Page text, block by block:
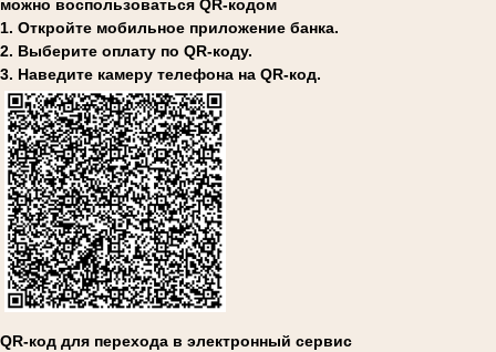
можно воспользоваться QR-кодом
1. Откройте мобильное приложение банка.
2. Выберите оплату по QR-коду.
3. Наведите камеру телефона на QR-код.
QR-код для перехода в электронный сервис